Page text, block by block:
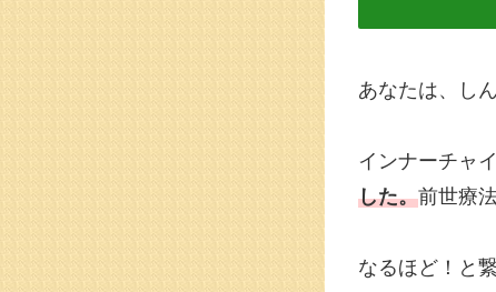
あなたは、し
インナーチャ
した。前世療
なるほど！と